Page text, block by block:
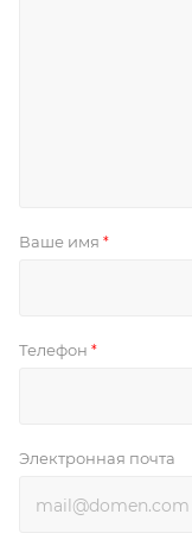
Ваше имя *
Телефон *
Электронная почта